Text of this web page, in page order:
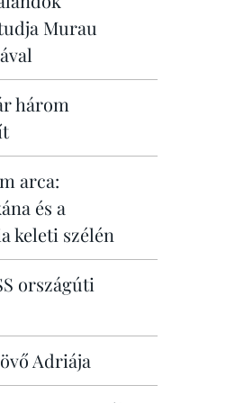
Murau
három
arca:
és a
keleti szélén
országúti
Adriája